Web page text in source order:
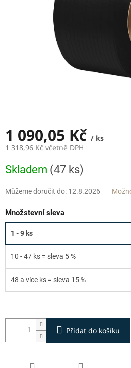
1 090,05 Kč / ks
1 318,96 Kč včetně DPH
cena:
Skladem (47 ks)
Můžeme doručit do: 12.8.2026
Množstevní sleva
1 - 9 ks
10 - 47 ks = sleva 5 %
48 a více ks = sleva 15 %
Přidat do košíku